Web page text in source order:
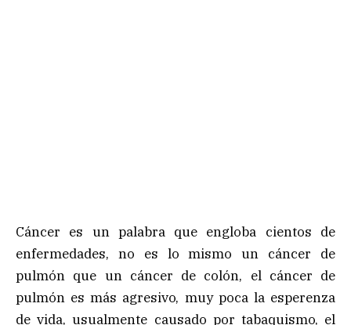
Cáncer es un palabra que engloba cientos de
enfermedades, no es lo mismo un cáncer de
pulmón que un cáncer de colón, el cáncer de
pulmón es más agresivo, muy poca la esperenza
de vida, usualmente causado por tabaquismo, el